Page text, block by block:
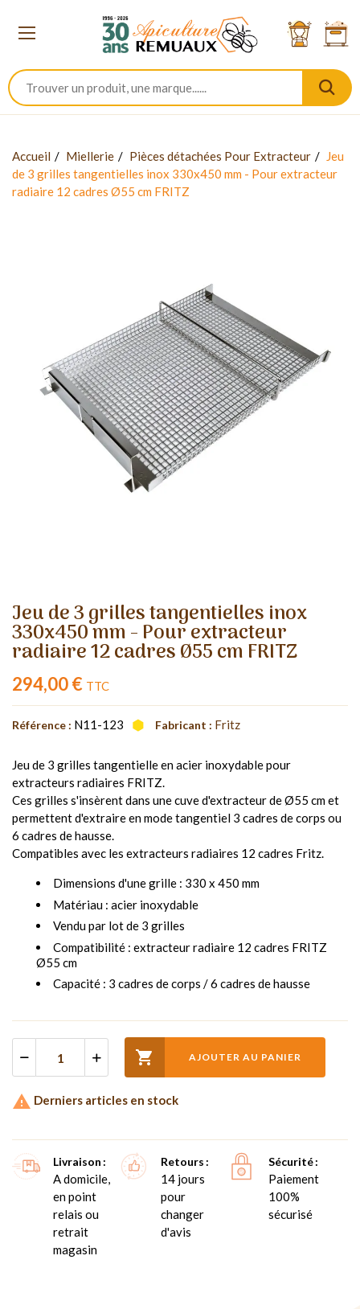
Accueil Miellerie Pièces détachées Pour Extracteur
Jeu
de 3 grilles tangentielles inox 330x450 mm - Pour extracteur
radiaire 12 cadres Ø55 cm FRITZ
Jeu de 3 grilles tangentielles inox
330x450 mm - Pour extracteur
radiaire 12 cadres Ø55 cm FRITZ
294,00 € TTC
Référence : N11-123 Fabricant : Fritz
Jeu de 3 grilles tangentielle en acier inoxydable pour
extracteurs radiaires FRITZ.
Ces grilles s'insèrent dans une cuve d'extracteur de Ø55 cm et
permettent d'extraire en mode tangentiel 3 cadres de corps ou
6 cadres de hausse.
Compatibles avec les extracteurs radiaires 12 cadres Fritz.
Dimensions d'une grille : 330 x 450 mm
Matériau : acier inoxydable
Vendu par lot de 3 grilles
Compatibilité : extracteur radiaire 12 cadres FRITZ
Ø55 cm
Capacité : 3 cadres de corps / 6 cadres de hausse
 AJOUTER AU PANIER
 Derniers articles en stock
Livraison
A domicile,
en point
relais ou
retrait
magasin
Retours
14 jours
pour
changer
d'avis
Sécurité
Paiement
100%
sécurisé